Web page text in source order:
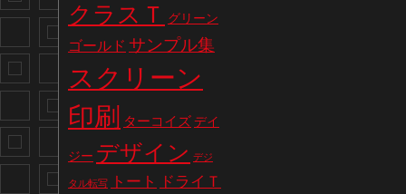
クラスＴ グリーン
ゴールド サンプル集
スクリーン
印刷
ターコイズ デイ
ジー デザイン デジ
タル転写 トート ドライＴ